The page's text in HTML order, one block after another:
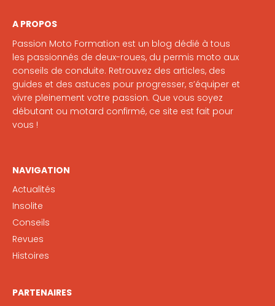
A PROPOS
Passion Moto Formation est un blog dédié à tous
les passionnés de deux-roues, du permis moto aux
conseils de conduite. Retrouvez des articles, des
guides et des astuces pour progresser, s’équiper et
vivre pleinement votre passion. Que vous soyez
débutant ou motard confirmé, ce site est fait pour
vous !
NAVIGATION
Actualités
Insolite
Conseils
Revues
Histoires
PARTENAIRES